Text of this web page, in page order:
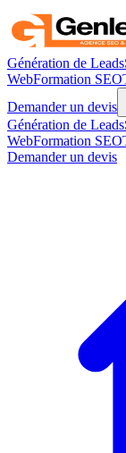
Génération de Leads
WebFormation SEO
Demander un devis
Génération de Leads
WebFormation SEO
Demander un devis